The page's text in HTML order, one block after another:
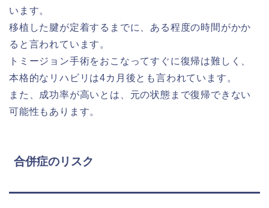
います。
移植した腱が定着するまでに、ある程度の時間がかか
ると言われています。
トミージョン手術をおこなってすぐに復帰は難しく、
本格的なリハビリは4カ月後とも言われています。
また、成功率が高いとは、元の状態まで復帰できない
可能性もあります。
合併症のリスク